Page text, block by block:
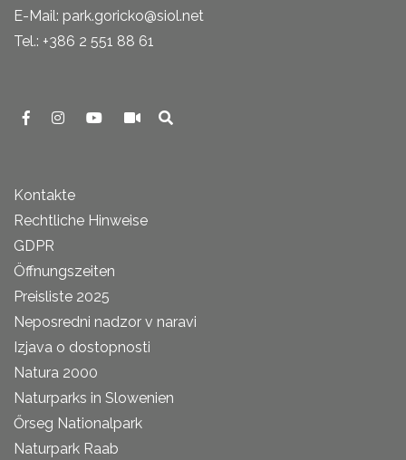
E-Mail: park.goricko@siol.net
Tel.: +386 2 551 88 61
Kontakte
Rechtliche Hinweise
GDPR
Öffnungszeiten
Preisliste 2025
Neposredni nadzor v naravi
Izjava o dostopnosti
Natura 2000
Naturparks in Slowenien
Őrseg Nationalpark
Naturpark Raab